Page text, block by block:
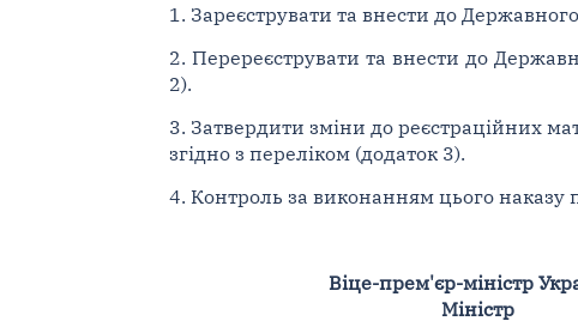
1. Зареєструвати та внести до
2. Перереєструвати та внести до
2).
3. Затвердити зміни до реєстраційних
згідно з переліком (додаток 3).
4. Контроль за виконанням цього наказу
Віце-прем'єр-міністр
Міністр